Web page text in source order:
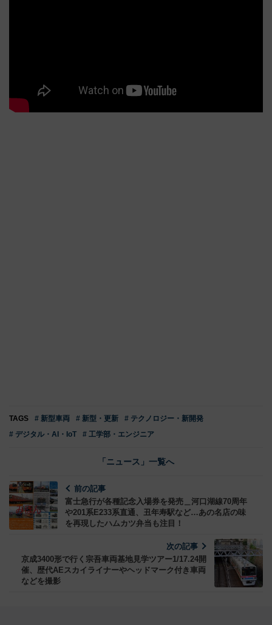
TAGS # 新型車両 # 新型・更新
# テクノロジー・新開発
# デジタル・AI・IoT
# 工学部・エンジニア
「ニュース」一覧へ
前の記事
富士急行が各種記念入場券を発売＿河口湖線70周年
や201系E233系直通、丑年寿駅など…あの名店の味
を再現したハムカツ弁当も注目！
次の記事
京成3400形で行く宗吾車両基地見学ツアー1/17.24開
催、歴代AEスカイライナーやヘッドマーク付き車両
などを撮影